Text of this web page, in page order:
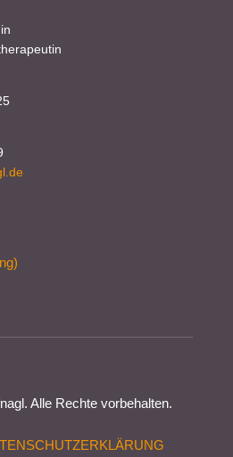
. Alle Rechte vorbehalten.